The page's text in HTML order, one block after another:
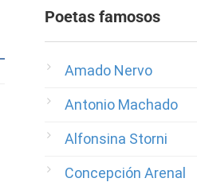
Poetas famosos
Amado Nervo
Antonio Machado
Alfonsina Storni
Concepción Arenal